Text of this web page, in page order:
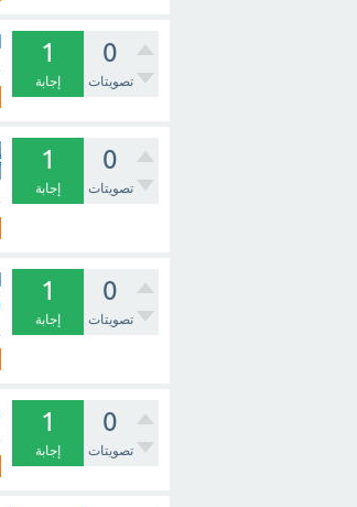
0
تصويتات
1
إجابة
0
تصويتات
1
إجابة
0
تصويتات
1
إجابة
0
تصويتات
1
إجابة